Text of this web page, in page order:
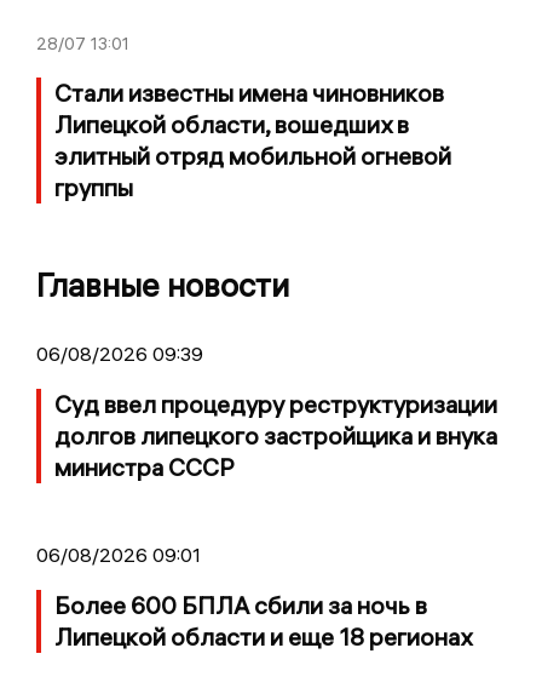
28/07 13:01
Стали известны имена чиновников
Липецкой области, вошедших в
элитный отряд мобильной огневой
группы
Главные новости
06/08/2026 09:39
Суд ввел процедуру реструктуризации
долгов липецкого застройщика и внука
министра СССР
06/08/2026 09:01
Более 600 БПЛА сбили за ночь в
Липецкой области и еще 18 регионах